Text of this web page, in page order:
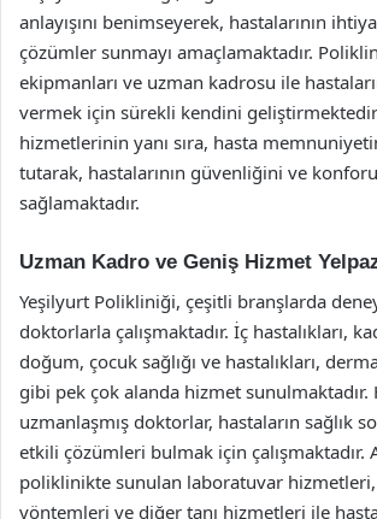
anlayışını benimseyerek, hastalarının
çözümler sunmayı amaçlamaktadır.
ekipmanları ve uzman kadrosu ile
vermek için sürekli kendini
hizmetlerinin yanı sıra, hasta
tutarak, hastalarının güvenliğini ve
sağlamaktadır.
Uzman Kadro ve Geniş Hizmet
Yeşilyurt Polikliniği, çeşitli branşlarda
doktorlarla çalışmaktadır. İç hastalıkları,
doğum, çocuk sağlığı ve hastalıkları,
gibi pek çok alanda hizmet sunulmaktadır.
uzmanlaşmış doktorlar, hastaların sağlık
etkili çözümleri bulmak için çalışmaktadır.
poliklinikte sunulan laboratuvar
yöntemleri ve diğer tanı hizmetleri ile